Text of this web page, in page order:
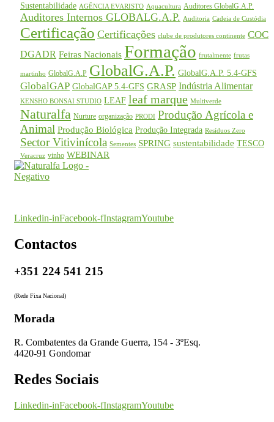
Sustentabilidade AGÊNCIA EVARISTO Aquacultura Auditores GlobalG.A.P.
Auditores Internos GLOBALG.A.P. Auditoria Cadeia de Custódia
Certificação Certificações clube de produtores continente COC
DGADR Feiras Nacionais Formação frutalmente frutas
martinho GlobalG.A.P GlobalG.A.P. GlobalG.A.P. 5.4-GFS
GlobalGAP GlobalGAP 5.4-GFS GRASP Indústria Alimentar
KENSHO BONSAI STUDIO LEAF leaf marque Multiverde
Naturalfa Nurture organização PRODI Produção Agrícola e
Animal Produção Biológica Produção Integrada Resíduos Zero
Sector Vitivinícola Sementes SPRING sustentabilidade TESCO
Veracruz vinho WEBINAR
Linkedin-inFacebook-fInstagramYoutube
Contactos
+351 224 541 215
(Rede Fixa Nacional)
Morada
R. Combatentes da Grande Guerra, 154 - 3ºEsq.
4420-91 Gondomar
Redes Sociais
Linkedin-inFacebook-fInstagramYoutube